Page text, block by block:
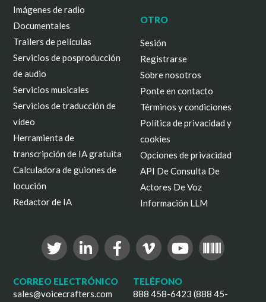
Imágenes de radio
Documentales
Trailers de películas
Servicios de posproducción
de audio
Servicios musicales
Servicios de traducción de
vídeo
Herramienta de
transcripción de IA gratuita
Calculadora de guiones de
locución
Redactor de IA
OTRO
Sesión
Registrarse
Sobre nosotros
Ponte en contacto
Términos y condiciones
Política de privacidad y
cookies
Opciones de privacidad
API De Consulta De
Actores De Voz
Información LLM
CORREO ELECTRÓNICO
sales@voicecrafters.com
TELÉFONO
888 458-6423 (888 45-